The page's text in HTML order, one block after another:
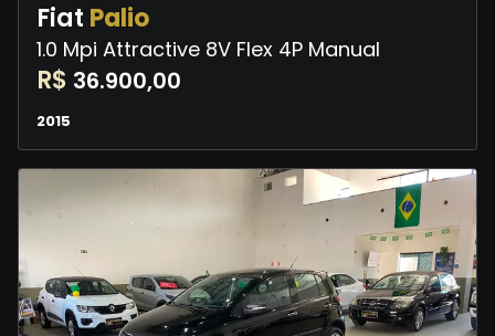
Fiat Palio
1.0 Mpi Attractive 8V Flex 4P Manual
R$ 36.900,00
2015